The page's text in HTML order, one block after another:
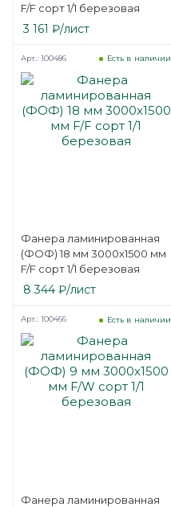
F/F сорт 1/1 березовая
3 161 ₽/лист
Фанера ламинированная
(ФОФ) 18 мм 3000х1500 мм
F/F сорт 1/1 березовая
Есть в наличии
Арт.: 100486
8 344 ₽/лист
Фанера ламинированная
Есть в наличии
Арт.: 100466